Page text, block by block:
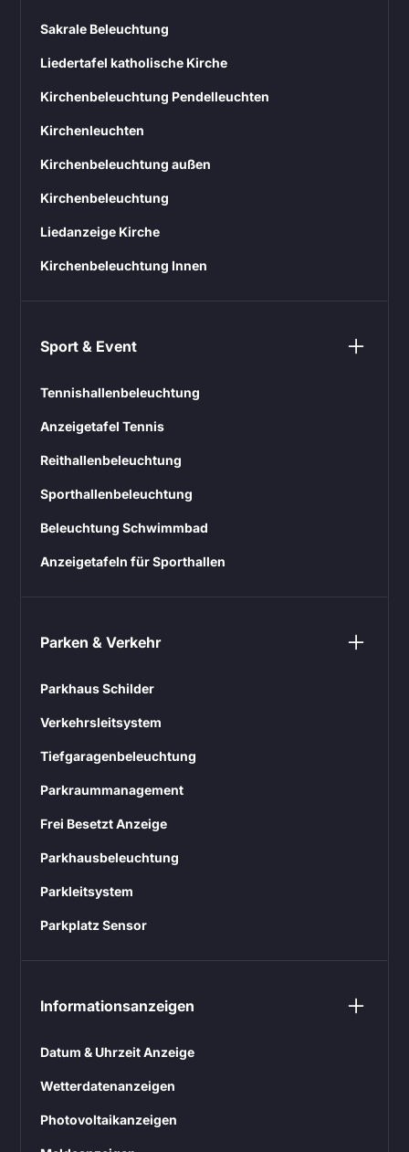
Sakrale Beleuchtung
Liedertafel katholische Kirche
Kirchenbeleuchtung Pendelleuchten
Kirchenleuchten
Kirchenbeleuchtung außen
Kirchenbeleuchtung
Liedanzeige Kirche
Kirchenbeleuchtung Innen
Sport & Event
Tennishallenbeleuchtung
Anzeigetafel Tennis
Reithallenbeleuchtung
Sporthallenbeleuchtung
Beleuchtung Schwimmbad
Anzeigetafeln für Sporthallen
Parken & Verkehr
Parkhaus Schilder
Verkehrsleitsystem
Tiefgaragenbeleuchtung
Parkraummanagement
Frei Besetzt Anzeige
Parkhausbeleuchtung
Parkleitsystem
Parkplatz Sensor
Informationsanzeigen
Datum & Uhrzeit Anzeige
Wetterdatenanzeigen
Photovoltaikanzeigen